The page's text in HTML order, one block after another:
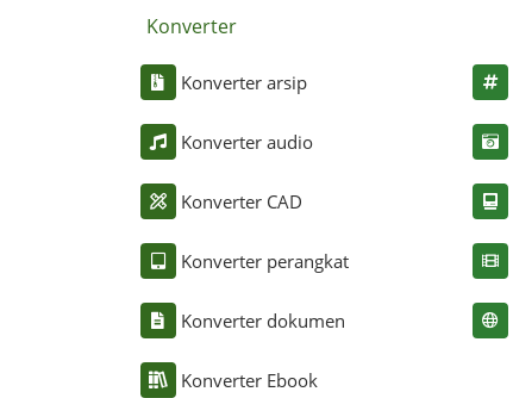
Konverter
Konverter arsip
Konverter audio
Konverter CAD
Konverter perangkat
Konverter dokumen
Konverter Ebook